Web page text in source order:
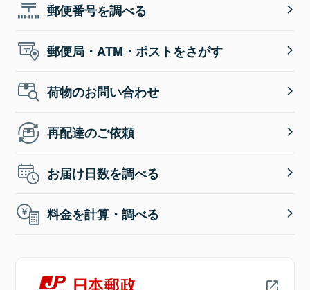
郵便番号を調べる
郵便局・ATM・ポストをさがす
荷物のお問い合わせ
再配達のご依頼
お届け日数を調べる
料金を計算・調べる